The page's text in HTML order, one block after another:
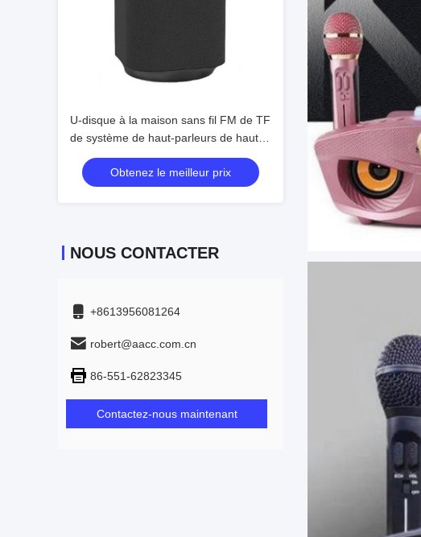
U-disque à la maison sans fil FM de TF
de système de haut-parleurs de haut-
parleur de haute fidélité portatif de 5W
Bluetooth aux.Obtenez le meilleur prix
NOUS CONTACTER
+8613956081264
robert@aacc.com.cn
86-551-62823345
Contactez-nous maintenant